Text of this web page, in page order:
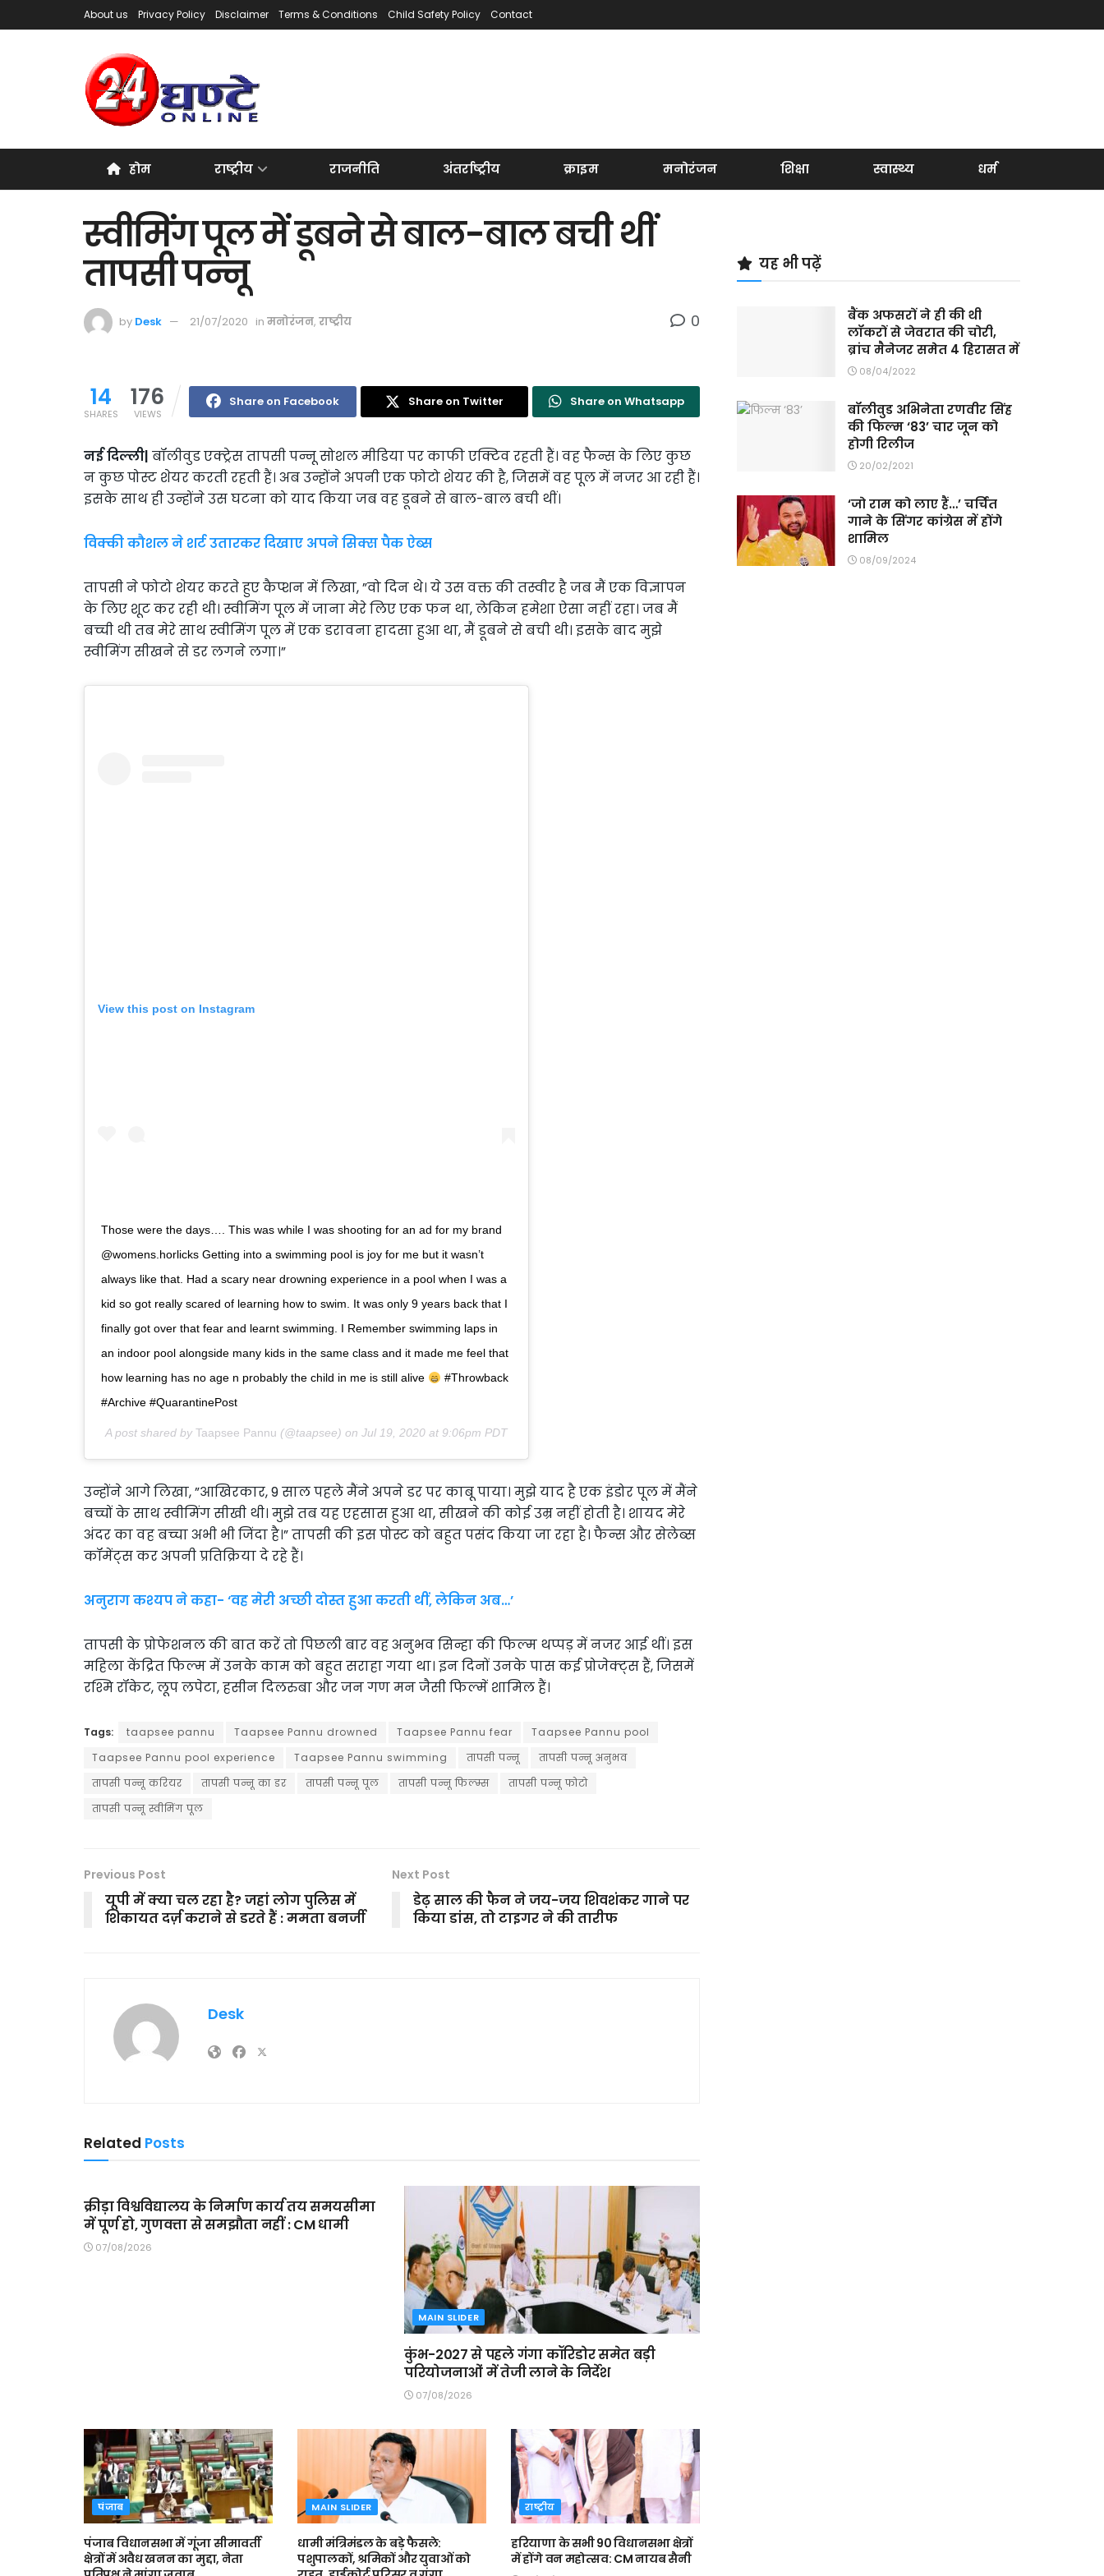
About us Privacy Policy Disclaimer Terms & Conditions Child Safety Policy Contact
होम राष्ट्रीय राजनीति अंतर्राष्ट्रीय क्राइम मनोरंजन शिक्षा स्वास्थ्य धर्म
स्वीमिंग पूल में डूबने से बाल-बाल बची थीं
तापसी पन्नू
by Desk 21/07/2020 in मनोरंजन, राष्ट्रीय 0
14
SHARES
176
VIEWS
Share on Facebook Share on Twitter Share on Whatsapp
नई दिल्ली| बॉलीवुड एक्ट्रेस तापसी पन्नू सोशल मीडिया पर काफी एक्टिव रहती हैं। वह फैन्स के लिए कुछ
न कुछ पोस्ट शेयर करती रहती हैं। अब उन्होंने अपनी एक फोटो शेयर की है, जिसमें वह पूल में नजर आ रही हैं।
इसके साथ ही उन्होंने उस घटना को याद किया जब वह डूबने से बाल-बाल बची थीं।
विक्की कौशल ने शर्ट उतारकर दिखाए अपने सिक्स पैक ऐब्स
तापसी ने फोटो शेयर करते हुए कैप्शन में लिखा, ”वो दिन थे। ये उस वक्त की तस्वीर है जब मैं एक विज्ञापन
के लिए शूट कर रही थी। स्वीमिंग पूल में जाना मेरे लिए एक फन था, लेकिन हमेशा ऐसा नहीं रहा। जब मैं
बच्ची थी तब मेरे साथ स्वीमिंग पूल में एक डरावना हादसा हुआ था, मैं डूबने से बची थी। इसके बाद मुझे
स्वीमिंग सीखने से डर लगने लगा।”
View this post on Instagram
Those were the days…. This was while I was shooting for an ad for my brand
@womens.horlicks Getting into a swimming pool is joy for me but it wasn’t
always like that. Had a scary near drowning experience in a pool when I was a
kid so got really scared of learning how to swim. It was only 9 years back that I
finally got over that fear and learnt swimming. I Remember swimming laps in
an indoor pool alongside many kids in the same class and it made me feel that
how learning has no age n probably the child in me is still alive
#Throwback
#Archive #QuarantinePost
A post shared by Taapsee Pannu (@taapsee) on Jul 19, 2020 at 9:06pm PDT
उन्होंने आगे लिखा, ”आखिरकार, 9 साल पहले मैंने अपने डर पर काबू पाया। मुझे याद है एक इंडोर पूल में मैंने
बच्चों के साथ स्वीमिंग सीखी थी। मुझे तब यह एहसास हुआ था, सीखने की कोई उम्र नहीं होती है। शायद मेरे
अंदर का वह बच्चा अभी भी जिंदा है।” तापसी की इस पोस्ट को बहुत पसंद किया जा रहा है। फैन्स और सेलेब्स
कॉमेंट्स कर अपनी प्रतिक्रिया दे रहे हैं।
अनुराग कश्यप ने कहा- ‘वह मेरी अच्छी दोस्त हुआ करती थीं, लेकिन अब…’
तापसी के प्रोफेशनल की बात करें तो पिछली बार वह अनुभव सिन्हा की फिल्म थप्पड़ में नजर आई थीं। इस
महिला केंद्रित फिल्म में उनके काम को बहुत सराहा गया था। इन दिनों उनके पास कई प्रोजेक्ट्स हैं, जिसमें
रश्मि रॉकेट, लूप लपेटा, हसीन दिलरुबा और जन गण मन जैसी फिल्में शामिल हैं।
Tags: taapsee pannu Taapsee Pannu drowned Taapsee Pannu fear
Taapsee Pannu pool
Taapsee Pannu pool experience
Taapsee Pannu swimming तापसी पन्नू
तापसी पन्नू अनुभव
तापसी पन्नू करियर
तापसी पन्नू का डर तापसी पन्नू पूल तापसी पन्नू फिल्म्स
तापसी पन्नू फोटो
तापसी पन्नू स्वीमिंग पूल
Previous Post
यूपी में क्या चल रहा है? जहां लोग पुलिस में
शिकायत दर्ज़ कराने से डरते हैं : ममता बनर्जी
Next Post
डेढ़ साल की फैन ने जय-जय शिवशंकर गाने पर
किया डांस, तो टाइगर ने की तारीफ
Desk
Related Posts
क्रीड़ा विश्वविद्यालय के निर्माण कार्य तय समयसीमा
में पूर्ण हो, गुणवत्ता से समझौता नहीं : CM धामी
07/08/2026
MAIN SLIDER
कुंभ-2027 से पहले गंगा कॉरिडोर समेत बड़ी
परियोजनाओं में तेजी लाने के निर्देश
07/08/2026
पंजाब
पंजाब विधानसभा में गूंजा सीमावर्ती
क्षेत्रों में अवैध खनन का मुद्दा, नेता
MAIN SLIDER
धामी मंत्रिमंडल के बड़े फैसले:
पशुपालकों, श्रमिकों और युवाओं को
राष्ट्रीय
हरियाणा के सभी 90 विधानसभा क्षेत्रों
में होंगे वन महोत्सव: CM नायब सैनी
यह भी पढ़ें
बैंक अफसरों ने ही की थी
लॉकरों से जेवरात की चोरी,
ब्रांच मैनेजर समेत 4 हिरासत में
08/04/2022
बॉलीवुड अभिनेता रणवीर सिंह
की फिल्म ‘83’ चार जून को
होगी रिलीज
20/02/2021
‘जो राम को लाए हैं…’ चर्चित
गाने के सिंगर कांग्रेस में होंगे
शामिल
08/09/2024